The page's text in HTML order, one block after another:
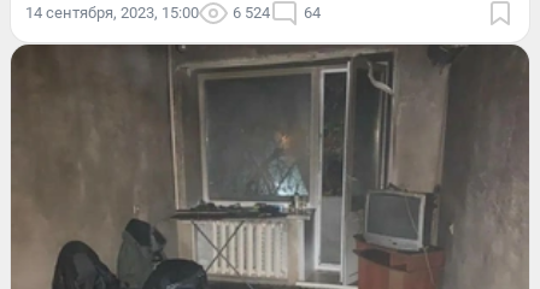
14 сентября, 2023, 15:00 6 524 64